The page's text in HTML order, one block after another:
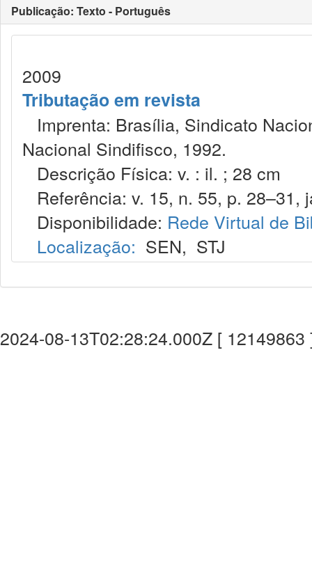
Publicação: Texto - Português
2009
Tributação em revista
Imprenta: Brasília, Sindicato
Nacional Sindifisco, 1992.
Descrição Física: v. : il. ; 28 cm
Referência: v. 15, n. 55, p. 28–31,
Disponibilidade: Rede Virtual de
Localização: SEN, STJ
2024-08-13T02:28:24.000Z [ 12149863